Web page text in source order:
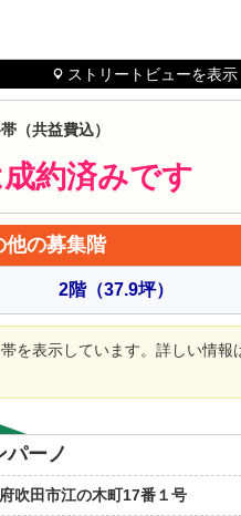
ストリートビューを表
（共益費込）
約済みです
他の募集階
2階（37.9坪）
を表示しています。詳しい情
パーノ
吹田市江の木町17番１号